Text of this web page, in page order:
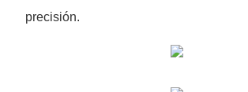
precisión.